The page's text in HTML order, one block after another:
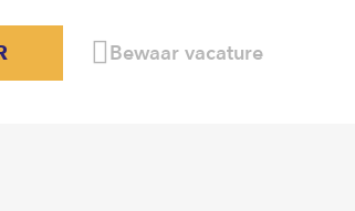
Bewaar vacature